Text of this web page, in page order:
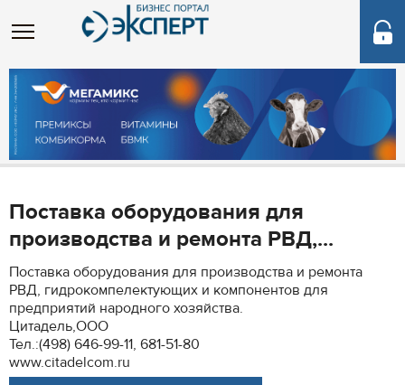
Поставка оборудования для
производства и ремонта РВД,...
Поставка оборудования для производства и ремонта
РВД, гидрокомпелектующих и компонентов для
предприятий народного хозяйства.
Цитадель,ООО
Тел.:(498) 646-99-11, 681-51-80
www.citadelcom.ru